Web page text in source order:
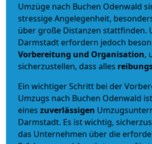
Umzüge nach Buchen Odenwald
stressige Angelegenheit,
über große Distanzen stattfinden.
Darmstadt erfordern jedoch
Vorbereitung und Organisation,
sicherzustellen, dass alles
Ein wichtiger Schritt bei der
Umzugs nach Buchen Odenwald
eines zuverlässigen
Darmstadt. Es ist wichtig,
das Unternehmen über die